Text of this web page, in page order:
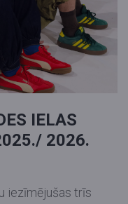
"STĀV
gan kā rotaļu, gan